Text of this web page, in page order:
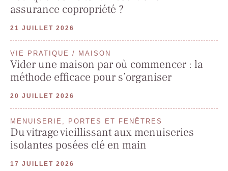
assurance copropriété ?
21 JUILLET 2026
VIE PRATIQUE / MAISON
Vider une maison par où commencer : la
méthode efficace pour s’organiser
20 JUILLET 2026
MENUISERIE, PORTES ET FENÊTRES
Du vitrage vieillissant aux menuiseries
isolantes posées clé en main
17 JUILLET 2026